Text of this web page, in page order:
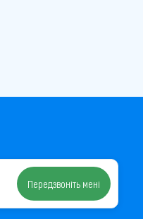
Передзвоніть мені